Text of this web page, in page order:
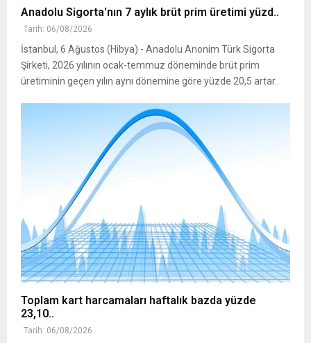
Anadolu Sigorta'nın 7 aylık brüt prim üretimi yüzd..
Tarih: 06/08/2026
İstanbul, 6 Ağustos (Hibya) - Anadolu Anonim Türk Sigorta
Şirketi, 2026 yılının ocak-temmuz döneminde brüt prim
üretiminin geçen yılın aynı dönemine göre yüzde 20,5 artar..
Toplam kart harcamaları haftalık bazda yüzde
23,10..
Tarih: 06/08/2026